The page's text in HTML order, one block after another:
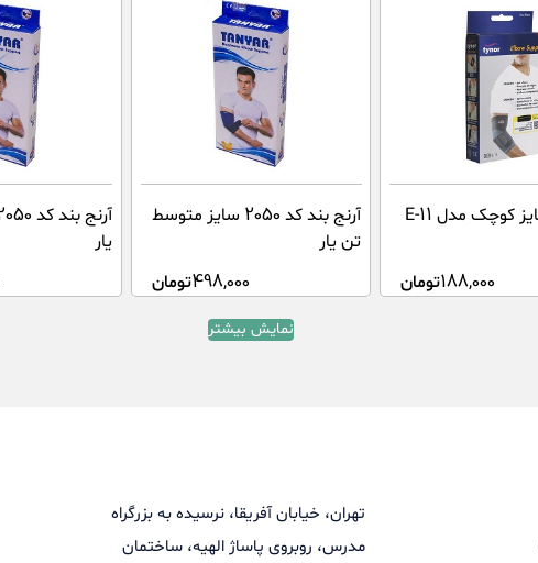
آرنج بند سایز کوچک مدل E-11
188,000تومان
آرنج بند کد 2050 سایز متوسط
تن یار
498,000تومان
یار
نمایش بیشتر
تهران، خیابان آفریقا، نرسیده به بزرگراه
مدرس، روبروی پاساژ الهیه، ساختمان